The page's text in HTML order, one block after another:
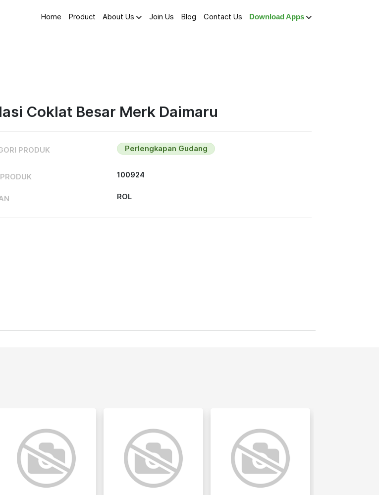
Home Product About Us Join Us Blog Contact Us Download Apps
Coklat Besar Merk Daimaru
PRODUK Perlengkapan Gudang
100924
ROL